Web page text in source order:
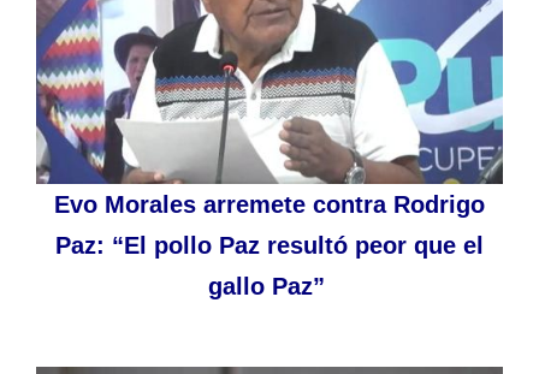
Evo Morales arremete contra Rodrigo
Paz: “El pollo Paz resultó peor que el
gallo Paz”